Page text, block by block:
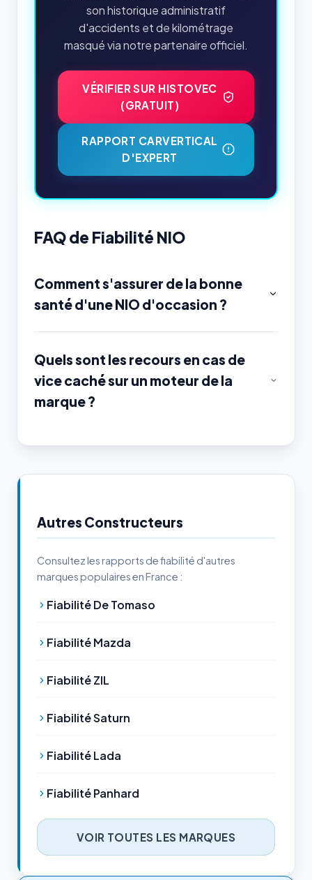
son historique administratif
d'accidents et de kilométrage
masqué via notre partenaire officiel.
VÉRIFIER SUR HISTOVEC
(GRATUIT)
RAPPORT CARVERTICAL
D'EXPERT
FAQ de Fiabilité NIO
Comment s'assurer de la bonne
santé d'une NIO d'occasion ?
Quels sont les recours en cas de
vice caché sur un moteur de la
marque ?
Autres Constructeurs
Consultez les rapports de fiabilité d'autres
marques populaires en France :
Fiabilité De Tomaso
Fiabilité Mazda
Fiabilité ZIL
Fiabilité Saturn
Fiabilité Lada
Fiabilité Panhard
VOIR TOUTES LES MARQUES